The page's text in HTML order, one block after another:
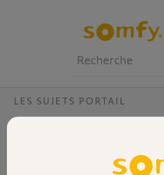
Volet
LES SUJETS PORTAIL
Ouvre portail DPA
Je pense que le boitier ou la carte